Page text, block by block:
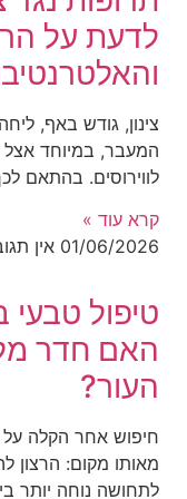
לדעת על
צינון, גודש באף,
המעבר, במיוחד
לווירוסים. בהתאם
קרא עוד »
01/06/2026 אין
טיפול טבעי
האם חדר
העור?
חיפוש אחר הקלה על
מאותו מקום: הרצון
לתחושה נוחה יותר